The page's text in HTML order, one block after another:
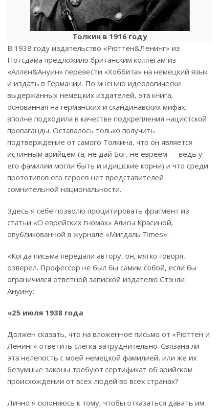
Толкин в 1916 году
В 1938 году издательство «Рюттен&Ленинг» из
Потсдама предложило британским коллегам из
«Аллен&Ануин» перевести «Хоббита» на немецкий язык
и издать в Германии. По мнению идеологически
выдержанных немецких издателей, эта книга,
основанная на германских и скандинавских мифах,
вполне подходила в качестве подкрепления нацистской
пропаганды. Оставалось только получить
подтверждение от самого Толкина, что он является
истинным арийцем (а, не дай Бог, не евреем — ведь у
его фамилии могли быть и идишские корни) и что среди
прототипов его героев нет представителей
сомнительной национальности.
Здесь я себе позволю процитировать фрагмент из
статьи «О еврейских гномах» Алисы Красиной,
опубликованной в журнале «Мигдаль Times»:
«Когда письма передали автору, он, мягко говоря,
озверел. Профессор не был бы самим собой, если бы
ограничился ответной запиской издателю Стэнли
Ануину:
«25 июля 1938 года
Должен сказать, что на вложенное письмо от «Рюттен и
Ленинг» ответить слегка затруднительно. Связана ли
эта нелепость с моей немецкой фамилией, или же их
безумные законы требуют сертификат об арийском
происхождении от всех людей во всех странах?
Лично я склоняюсь к тому, чтобы отказаться давать им